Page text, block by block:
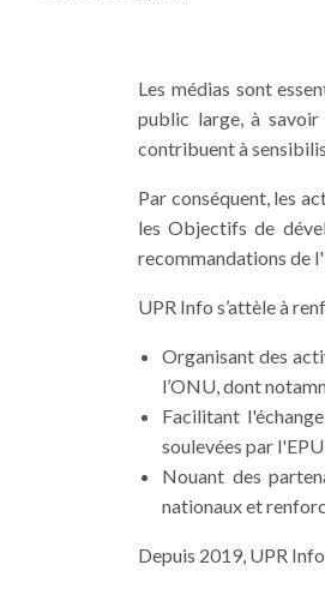
Les médias sont
public large, à savoir
contribuent à
Par conséquent, les
les Objectifs de
recommandations de
UPR Info s’attèle à
Organisant des
l’ONU, dont
Facilitant
soulevées par l'EPU
Nouant des
nationaux et
Depuis 2019, UPR